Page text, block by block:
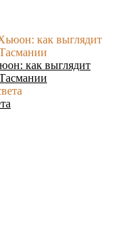
как выглядит